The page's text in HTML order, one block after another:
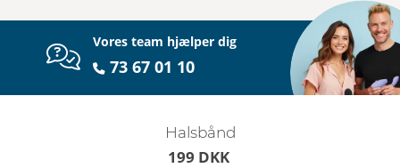
Vores team hjælper dig
73 67 01 10
Halsbånd
199 DKK